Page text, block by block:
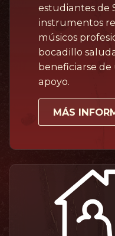
estudiantes de
instrumentos
músicos
bocadillo
beneficiarse
apoyo.
MÁS